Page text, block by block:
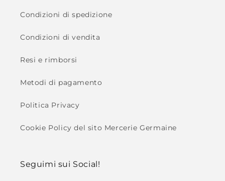
Condizioni di spedizione
Condizioni di vendita
Resi e rimborsi
Metodi di pagamento
Politica Privacy
Cookie Policy del sito Mercerie Germaine
Seguimi sui Social!